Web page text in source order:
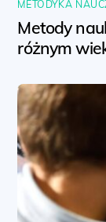
METODYKA
Metody
różnym